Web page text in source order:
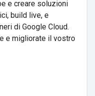
e creare soluzioni
build live, e
di Google Cloud.
e migliorate il vostro